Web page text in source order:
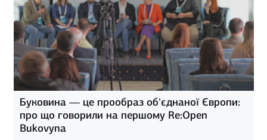
Буковина — це прообраз об’єднаної Європи:
про що говорили на першому Re:Open
Bukovyna